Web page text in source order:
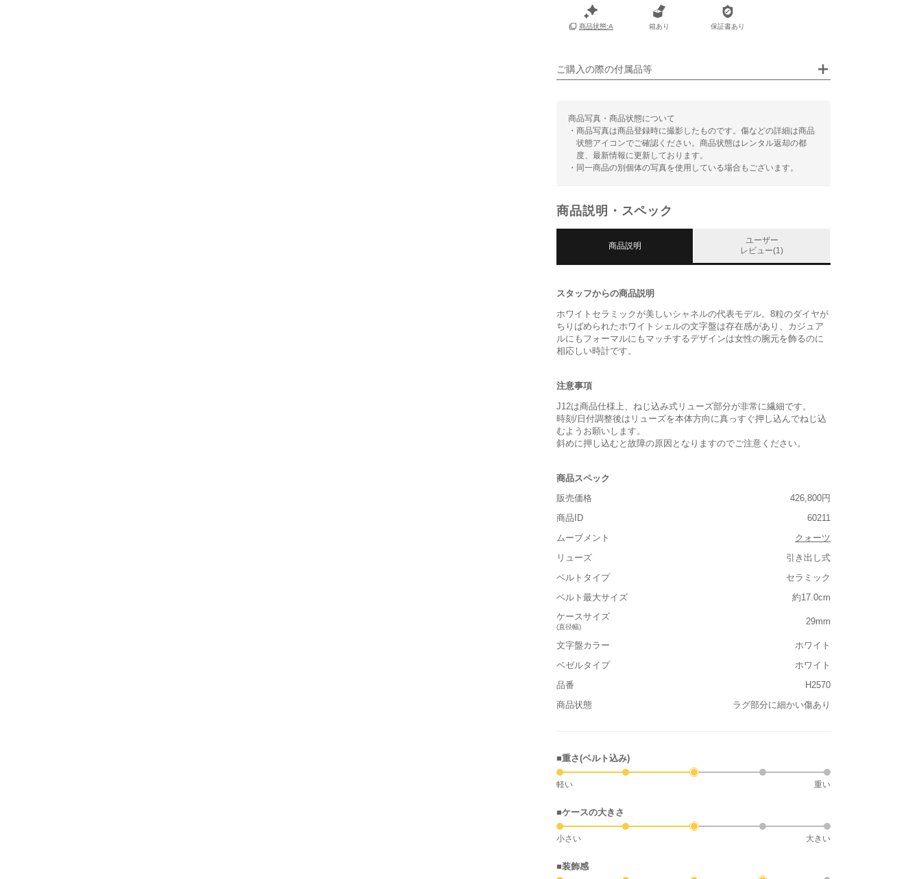
商品状態:A 箱あり 保証書あり
ご購入の際の付属品等
商品写真・商品状態について
・商品写真は商品登録時に撮影したものです。傷などの詳細は商品
状態アイコンでご確認ください。商品状態はレンタル返却の都
度、最新情報に更新しております。
・同一商品の別個体の写真を使用している場合もございます。
商品説明・スペック
商品説明
ユーザー
レビュー(1)
スタッフからの商品説明
ホワイトセラミックが美しいシャネルの代表モデル。8粒のダイヤが
ちりばめられたホワイトシェルの文字盤は存在感があり、カジュア
ルにもフォーマルにもマッチするデザインは女性の腕元を飾るのに
相応しい時計です。
注意事項
J12は商品仕様上、ねじ込み式リューズ部分が非常に繊細です。
時刻/日付調整後はリューズを本体方向に真っすぐ押し込んでねじ込
むようお願いします。
斜めに押し込むと故障の原因となりますのでご注意ください。
商品スペック
販売価格
426,800円
商品ID
60211
ムーブメント
クォーツ
リューズ
引き出し式
ベルトタイプ
セラミック
ベルト最大サイズ
約17.0cm
ケースサイズ
(直径幅)
29mm
文字盤カラー
ホワイト
ベゼルタイプ
ホワイト
品番
H2570
商品状態
ラグ部分に細かい傷あり
■重さ(ベルト込み)
軽い 重い
■ケースの大きさ
小さい 大きい
■装飾感